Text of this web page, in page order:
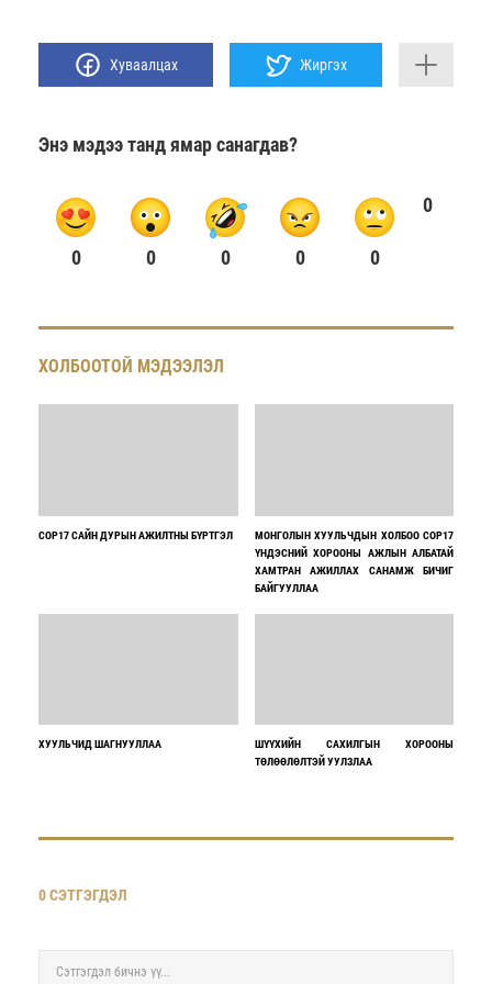
Хуваалцах Жиргэх
Энэ мэдээ танд ямар санагдав?
0 0 0 0 0
0
ХОЛБООТОЙ МЭДЭЭЛЭЛ
COP17 САЙН ДУРЫН АЖИЛТНЫ БҮРТГЭЛ
МОНГОЛЫН ХУУЛЬЧДЫН ХОЛБОО COP17
ҮНДЭСНИЙ ХОРООНЫ АЖЛЫН АЛБАТАЙ
ХАМТРАН АЖИЛЛАХ САНАМЖ БИЧИГ
БАЙГУУЛЛАА
ХУУЛЬЧИД ШАГНУУЛЛАА
ШҮҮХИЙН САХИЛГЫН ХОРООНЫ
ТӨЛӨӨЛӨЛТЭЙ УУЛЗЛАА
0 СЭТГЭГДЭЛ